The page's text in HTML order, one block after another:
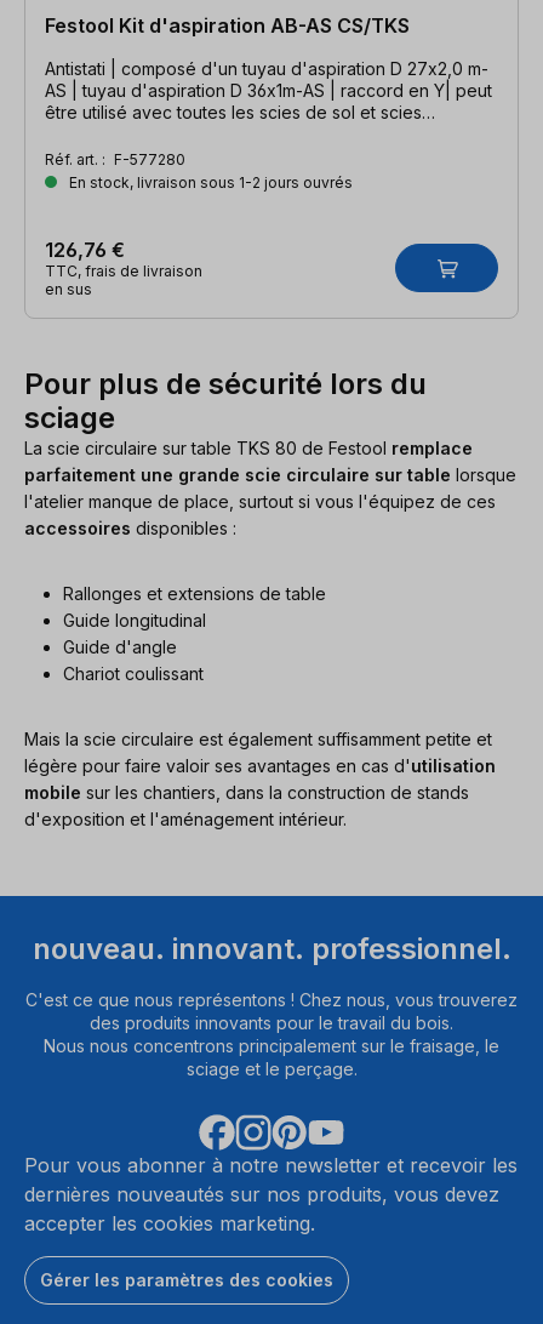
Festool Kit d'aspiration AB-AS CS/TKS
Antistati | composé d'un tuyau d'aspiration D 27x2,0 m-
AS | tuyau d'aspiration D 36x1m-AS | raccord en Y| peut
être utilisé avec toutes les scies de sol et scies
Réf. art. : F-577280
En stock, livraison sous 1-2 jours ouvrés
126,76 €
TTC, frais de livraison
en sus
Pour plus de sécurité lors du
sciage
La scie circulaire sur table TKS 80 de Festool remplace
parfaitement une grande scie circulaire sur table lorsque
l'atelier manque de place, surtout si vous l'équipez de ces
accessoires disponibles :
Rallonges et extensions de table
Guide longitudinal
Guide d'angle
Chariot coulissant
Mais la scie circulaire est également suffisamment petite et
légère pour faire valoir ses avantages en cas d'utilisation
mobile sur les chantiers, dans la construction de stands
d'exposition et l'aménagement intérieur.
nouveau. innovant. professionnel.
C'est ce que nous représentons ! Chez nous, vous trouverez
des produits innovants pour le travail du bois.
Nous nous concentrons principalement sur le fraisage, le
sciage et le perçage.
Pour vous abonner à notre newsletter et recevoir les
dernières nouveautés sur nos produits, vous devez
accepter les cookies marketing.
Gérer les paramètres des cookies